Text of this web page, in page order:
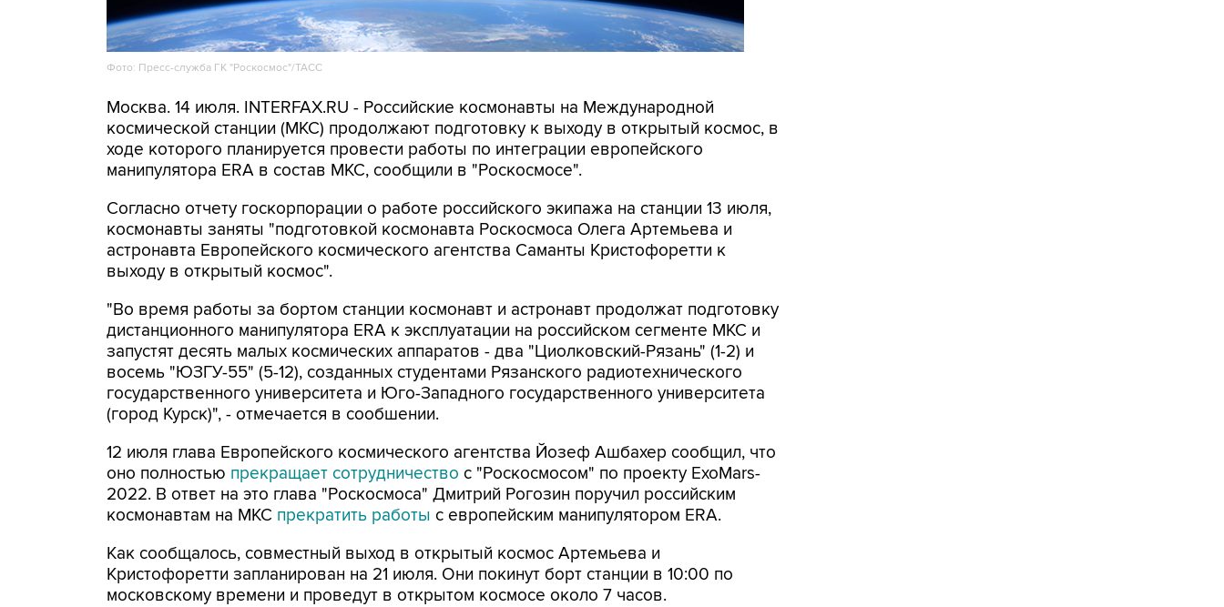
Фото: Пресс-служба ГК "Роскосмос"/ТАСС
Москва. 14 июля. INTERFAX.RU - Российские космонавты на Международной
космической станции (МКС) продолжают подготовку к выходу в открытый космос, в
ходе которого планируется провести работы по интеграции европейского
манипулятора ERA в состав МКС, сообщили в "Роскосмосе".
Согласно отчету госкорпорации о работе российского экипажа на станции 13 июля,
космонавты заняты "подготовкой космонавта Роскосмоса Олега Артемьева и
астронавта Европейского космического агентства Саманты Кристофоретти к
выходу в открытый космос".
"Во время работы за бортом станции космонавт и астронавт продолжат подготовку
дистанционного манипулятора ERA к эксплуатации на российском сегменте МКС и
запустят десять малых космических аппаратов - два "Циолковский-Рязань" (1-2) и
восемь "ЮЗГУ-55" (5-12), созданных студентами Рязанского радиотехнического
государственного университета и Юго-Западного государственного университета
(город Курск)", - отмечается в сообшении.
12 июля глава Европейского космического агентства Йозеф Ашбахер сообщил, что
оно полностью прекращает сотрудничество с "Роскосмосом" по проекту ExoMars-
2022. В ответ на это глава "Роскосмоса" Дмитрий Рогозин поручил российским
космонавтам на МКС прекратить работы с европейским манипулятором ERA.
Как сообщалось, совместный выход в открытый космос Артемьева и
Кристофоретти запланирован на 21 июля. Они покинут борт станции в 10:00 по
московскому времени и проведут в открытом космосе около 7 часов.